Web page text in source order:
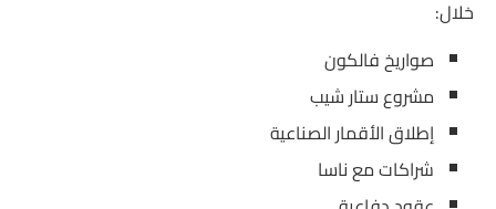
خلال:
صواريخ فالكون
مشروع ستار شيب
إطلاق الأقمار الصناعية
شراكات مع ناسا